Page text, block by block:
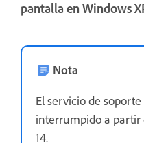
pantalla en Windows
Nota
El servicio de
interrumpido a partir
14.